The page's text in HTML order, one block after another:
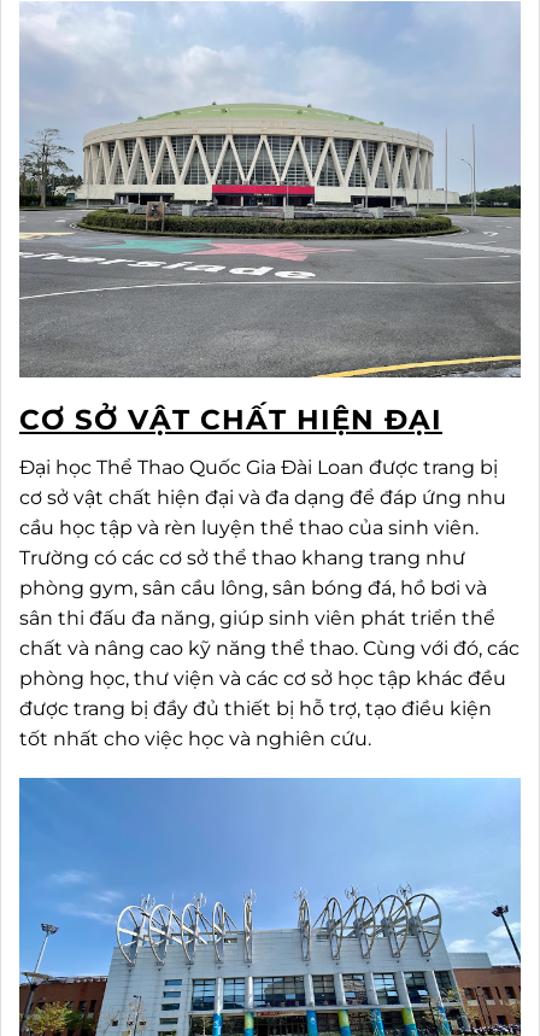
CƠ SỞ VẬT CHẤT HIỆN ĐẠI
Đại học Thể Thao Quốc Gia Đài Loan được trang bị
cơ sở vật chất hiện đại và đa dạng để đáp ứng nhu
cầu học tập và rèn luyện thể thao của sinh viên.
Trường có các cơ sở thể thao khang trang như
phòng gym, sân cầu lông, sân bóng đá, hồ bơi và
sân thi đấu đa năng, giúp sinh viên phát triển thể
chất và nâng cao kỹ năng thể thao. Cùng với đó, các
phòng học, thư viện và các cơ sở học tập khác đều
được trang bị đầy đủ thiết bị hỗ trợ, tạo điều kiện
tốt nhất cho việc học và nghiên cứu.